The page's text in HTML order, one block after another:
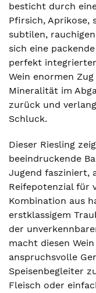
besticht durch
Pfirsich, Aprikose,
subtilen,
sich eine
perfekt
Wein enormen
Mineralität im
zurück und
Schluck.
Dieser Riesling
beeindruckende
Jugend fasziniert,
Reifepotenzial für
Kombination aus
erstklassigem
der
macht diesen
anspruchsvolle
Speisenbegleiter
Fleisch oder